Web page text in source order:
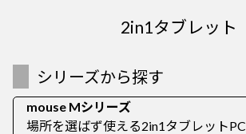
2in1タブレット
シリーズから探す
mouse Mシリーズ
場所を選ばず使える2in1タブレットPC